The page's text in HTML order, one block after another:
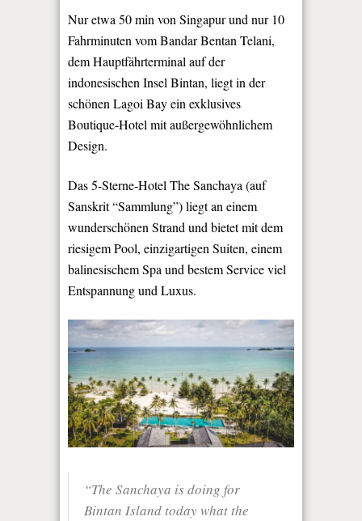
Nur etwa 50 min von Singapur und nur 10
Fahrminuten vom Bandar Bentan Telani,
dem Hauptfährterminal auf der
indonesischen Insel Bintan, liegt in der
schönen Lagoi Bay ein exklusives
Boutique-Hotel mit außergewöhnlichem
Design.
Das 5-Sterne-Hotel The Sanchaya (auf
Sanskrit “Sammlung”) liegt an einem
wunderschönen Strand und bietet mit dem
riesigem Pool, einzigartigen Suiten, einem
balinesischem Spa und bestem Service viel
Entspannung und Luxus.
“The Sanchaya is doing for
Bintan Island today what the